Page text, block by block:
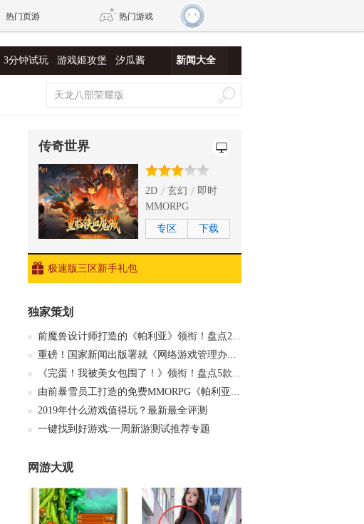
热门页游 热门游戏
王权与自由 诛仙世界 新仙侠5
3分钟试玩 游戏姬攻堡 汐瓜酱 新闻大全
传奇世界
2D 玄幻
即时
MMORPG
专区 下载
极速版三区新手礼包
独家策划
前魔兽设计师打造的《帕利亚》领衔！盘点20…
重磅！国家新闻出版署就《网络游戏管理办法…
《完蛋！我被美女包围了！》领衔！盘点5款…
由前暴雪员工打造的免费MMORPG《帕利亚》如…
2019年什么游戏值得玩？最新最全评测
一键找到好游戏:一周新游测试推荐专题
网游大观